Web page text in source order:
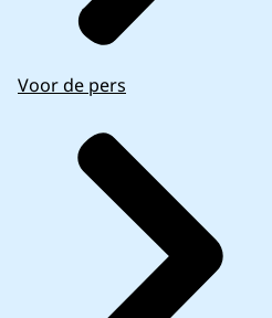
Voor de pers